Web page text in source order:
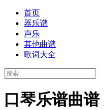
首页
器乐谱
声乐
其他曲谱
歌词大全
口琴乐谱曲谱